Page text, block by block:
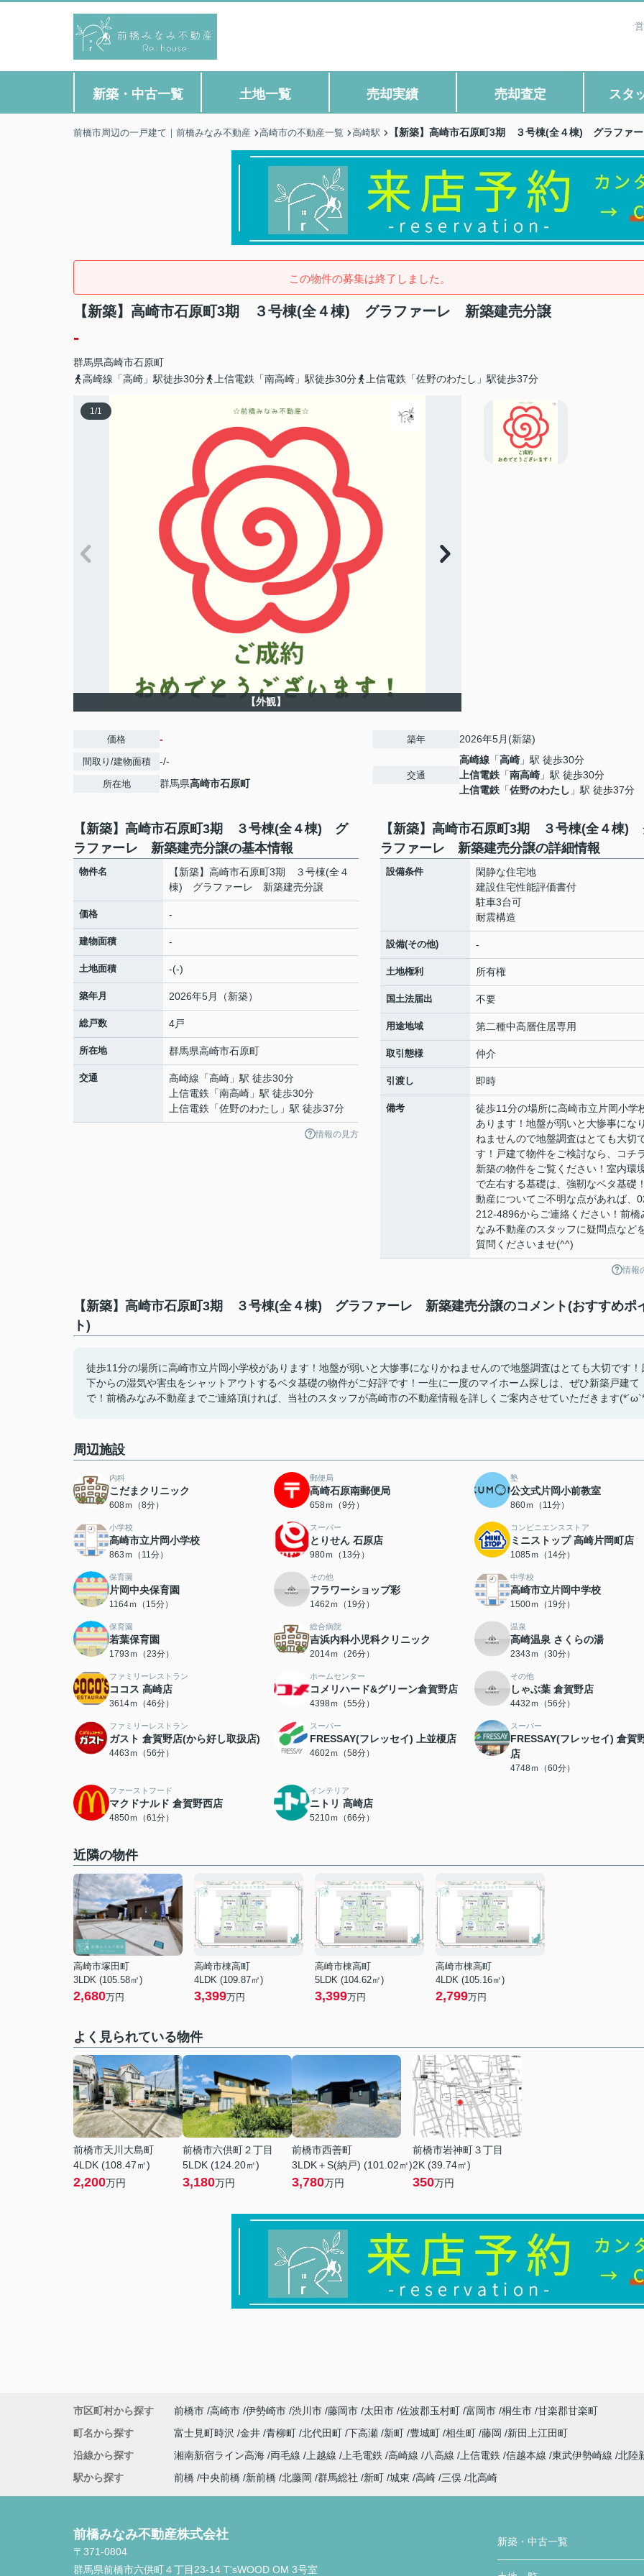
新築・中古一覧 土地一覧 売却実績 売却査定 スタ
前橋市周辺の一戸建て｜前橋みなみ不動産 高崎市の不動産一覧 高崎駅 【新築】高崎市石原町3期 ３号棟(全４棟) グラファ
この物件の募集は終了しました。
【新築】高崎市石原町3期 ３号棟(全４棟) グラファーレ 新築建売分譲
-
群馬県高崎市石原町
高崎線「高崎」駅徒歩30分
上信電鉄「南高崎」駅徒歩30分 上信電鉄「佐野のわたし」駅徒歩37分
1/1
【外観】
価格 -
間取り/建物面積 -/-
所在地 群馬県高崎市石原町
築年 2026年5月(新築)
交通
高崎線 「高崎 」駅 徒歩30分
上信電鉄 「南高崎 」駅 徒歩30分
上信電鉄 「佐野のわたし 」駅 徒歩37分
【新築】高崎市石原町3期 ３号棟(全４棟) グ
ラファーレ 新築建売分譲の基本情報
物件名
【新築】高崎市石原町3期 ３号棟(全４
棟) グラファーレ 新築建売分譲
価格 -
建物面積 -
土地面積 -(-)
築年月 2026年5月（新築）
総戸数 4戸
所在地 群馬県高崎市石原町
交通 高崎線 「高崎 」駅 徒歩30分
上信電鉄 「南高崎 」駅 徒歩30分
上信電鉄 「佐野のわたし 」駅 徒歩37分
情報の見方
【新築】高崎市石原町3期 ３号棟(全４棟)
ラファーレ 新築建売分譲の詳細情報
設備条件
閑静な住宅地
建設住宅性能評価書付
駐車3台可
耐震構造
設備(その他) -
土地権利 所有権
国土法届出 不要
用途地域 第二種中高層住居専用
取引態様 仲介
引渡し 即時
備考
徒歩11分の場所に高崎市立片岡小学
あります！地盤が弱いと大惨事にな
ねませんので地盤調査はとても大切
す！戸建て物件をご検討なら、コチ
新築の物件をご覧ください！室内環
で左右する基礎は、強靭なベタ基礎
動産についてご不明な点があれば、
212-4896からご連絡ください！前橋
なみ不動産のスタッフに疑問点など
質問くださいませ(^^)
情報
【新築】高崎市石原町3期 ３号棟(全４棟) グラファーレ 新築建売分譲のコメント(おすすめポ
ト)
徒歩11分の場所に高崎市立片岡小学校があります！地盤が弱いと大惨事になりかねませんので地盤調査はとても大切です！
下からの湿気や害虫をシャットアウトするベタ基礎の物件がご好評です！一生に一度のマイホーム探しは、ぜひ新築戸建て
で！前橋みなみ不動産までご連絡頂ければ、当社のスタッフが高崎市の不動産情報を詳しくご案内させていただきます
周辺施設
内科
こだまクリニック
608ｍ（8分）
郵便局
高崎石原南郵便局
658ｍ（9分）
塾
公文式片岡小前教室
860ｍ（11分）
小学校
高崎市立片岡小学校
863ｍ（11分）
スーパー
とりせん 石原店
980ｍ（13分）
コンビニエンスストア
ミニストップ 高崎片岡町店
1085ｍ（14分）
保育園
片岡中央保育園
1164ｍ（15分）
その他
フラワーショップ彩
1462ｍ（19分）
中学校
高崎市立片岡中学校
1500ｍ（19分）
保育園
若葉保育園
1793ｍ（23分）
総合病院
吉浜内科小児科クリニック
2014ｍ（26分）
温泉
高崎温泉 さくらの湯
2343ｍ（30分）
ファミリーレストラン
ココス 高崎店
3614ｍ（46分）
ホームセンター
コメリハード&グリーン倉賀野店
4398ｍ（55分）
その他
しゃぶ葉 倉賀野店
4432ｍ（56分）
ファミリーレストラン
ガスト 倉賀野店(から好し取扱店)
4463ｍ（56分）
スーパー
FRESSAY(フレッセイ) 上並榎店
4602ｍ（58分）
スーパー
FRESSAY(フレッセイ) 倉賀
店
4748ｍ（60分）
ファーストフード
マクドナルド 倉賀野西店
4850ｍ（61分）
インテリア
ニトリ 高崎店
5210ｍ（66分）
近隣の物件
高崎市塚田町
3LDK (105.58㎡)
2,680万円
高崎市棟高町
4LDK (109.87㎡)
3,399万円
高崎市棟高町
5LDK (104.62㎡)
3,399万円
高崎市棟高町
4LDK (105.16㎡)
2,799万円
よく見られている物件
前橋市天川大島町
4LDK (108.47㎡)
2,200万円
前橋市六供町２丁目
5LDK (124.20㎡)
3,180万円
前橋市西善町
3LDK＋S(納戸) (101.02㎡)
3,780万円
前橋市岩神町３丁目
2K (39.74㎡)
350万円
市区町村から探す 前橋市 高崎市 伊勢崎市 渋川市 藤岡市 太田市 佐波郡玉村町 富岡市 桐生市 甘楽郡甘楽町
町名から探す
富士見町時沢 金井 青柳町 北代田町 下高瀬 新町 豊城町 相生町 藤岡
新田上江田町
沿線から探す
湘南新宿ライン高海 両毛線 上越線 上毛電鉄 高崎線 八高線 上信電鉄 信越本線 東武伊勢崎線 北陸
駅から探す
前橋 中央前橋 新前橋 北藤岡 群馬総社 新町 城東 高崎 三俣 北高崎
前橋みなみ不動産株式会社
〒371-0804
群馬県前橋市六供町４丁目23‐14 T'sWOOD OM 3号室
新築・中古一覧